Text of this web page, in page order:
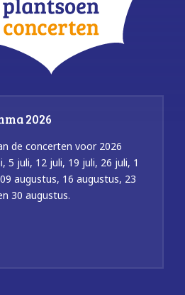
2026
de concerten voor 2026
5 juli, 12 juli, 19 juli, 26 juli, 1
augustus, 16 augustus, 23
30 augustus.